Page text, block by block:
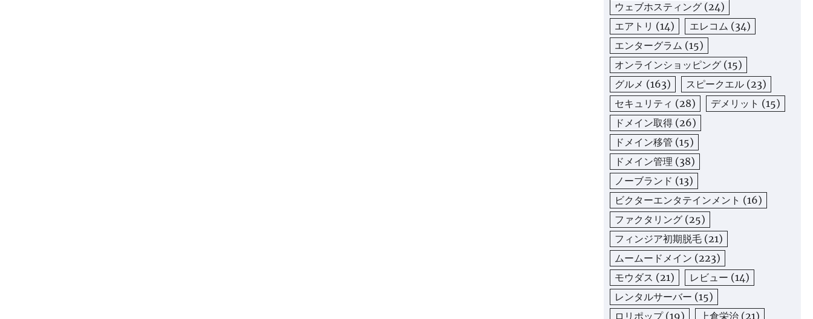
ウェブホスティング (24)
エアトリ (14) エレコム (34)
エンターグラム (15)
オンラインショッピング (15)
グルメ (163) スピークエル (23)
セキュリティ (28) デメリット (15)
ドメイン取得 (26)
ドメイン移管 (15)
ドメイン管理 (38)
ノーブランド (13)
ビクターエンタテインメント (16)
ファクタリング (25)
フィンジア初期脱毛 (21)
ムームードメイン (223)
モウダス (21) レビュー (14)
レンタルサーバー (15)
ロリポップ(19) 上倉栄治 (21)